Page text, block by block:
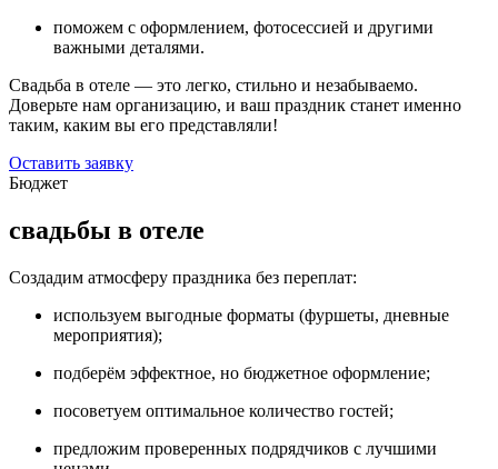
поможем с оформлением, фотосессией и другими
важными деталями.
Свадьба в отеле — это легко, стильно и незабываемо.
Доверьте нам организацию, и ваш праздник станет именно
таким, каким вы его представляли!
Оставить заявку
Бюджет
свадьбы в отеле
Создадим атмосферу праздника без переплат:
используем выгодные форматы (фуршеты, дневные
мероприятия);
подберём эффектное, но бюджетное оформление;
посоветуем оптимальное количество гостей;
предложим проверенных подрядчиков с лучшими